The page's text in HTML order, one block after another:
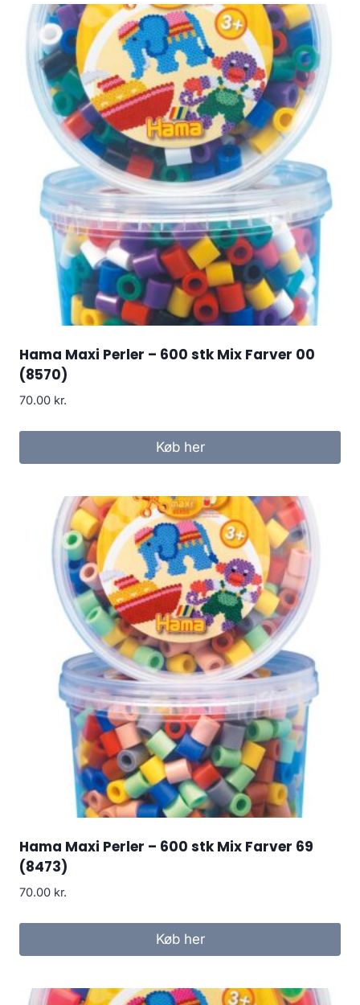
Hama Maxi Perler – 600 stk Mix Farver 00
(8570)
70.00 kr.
Køb her
Hama Maxi Perler – 600 stk Mix Farver 69
(8473)
70.00 kr.
Køb her